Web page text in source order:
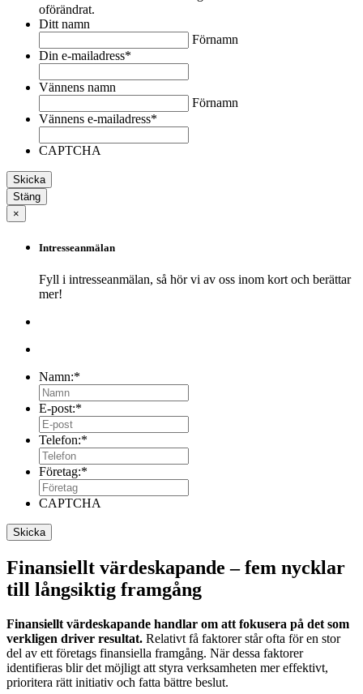
oförändrat.
Ditt namn
Förnamn
Din e-mailadress*
Vännens namn
Förnamn
Vännens e-mailadress*
CAPTCHA
Stäng
×
Intresseanmälan
Fyll i intresseanmälan, så hör vi av oss inom kort och berättar
mer!
Namn:*
E-post:*
Telefon:*
Företag:*
CAPTCHA
Finansiellt värdeskapande – fem nycklar
till långsiktig framgång
Finansiellt värdeskapande handlar om att fokusera på det som
verkligen driver resultat. Relativt få faktorer står ofta för en stor
del av ett företags finansiella framgång. När dessa faktorer
identifieras blir det möjligt att styra verksamheten mer effektivt,
prioritera rätt initiativ och fatta bättre beslut.